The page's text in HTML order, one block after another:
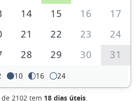
14 15 16
17
21 22 23
24
28 29 30 31
10 16 24
2102 tem 18 dias úteis.